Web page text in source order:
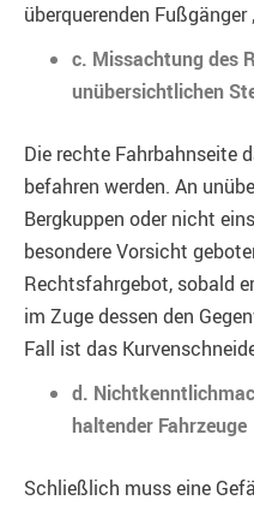
überquerenden Fußgänger
c. Missachtung des
unübersichtlichen
Die rechte Fahrbahnseite
befahren werden. An
Bergkuppen oder nicht
besondere Vorsicht
Rechtsfahrgebot, sobald
im Zuge dessen den
Fall ist das
d.
haltender Fahrzeuge
Schließlich muss eine